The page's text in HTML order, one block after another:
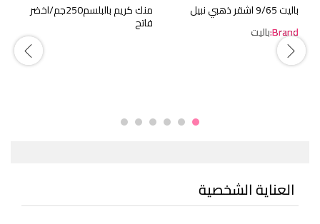
منك كريم بالبلسم250جم/اخضر
فاتح
باليت 9/65 اشقر ذهبي نبيل
Brand:باليت
العناية الشخصية